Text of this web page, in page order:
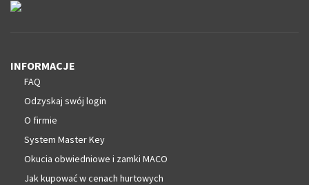
INFORMACJE
FAQ
Odzyskaj swój login
O firmie
System Master Key
Okucia obwiedniowe i zamki MACO
Jak kupować w cenach hurtowych